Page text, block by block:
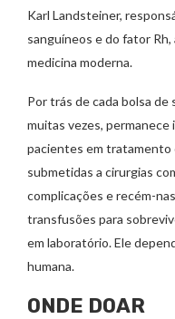
Karl Landsteiner,
sanguíneos e do fator
medicina moderna.
Por trás de cada bolsa
muitas vezes, permanece
pacientes em tratamento
submetidas a cirurgias
complicações e recém-
transfusões para
em laboratório. Ele
humana.
ONDE DOAR